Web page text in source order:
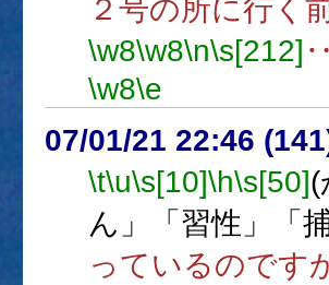
２号の所に行く
\w8\w8\n\s[212]
\w8\e
07/01/21 22:46
\t\u\s[10]\h\s[50](
ん」「習性」「
っているのです